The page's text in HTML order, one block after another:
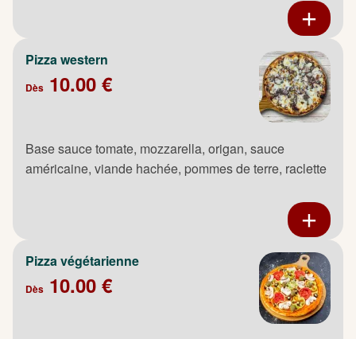
Pizza western
Dès 10.00 €
Base sauce tomate, mozzarella, origan, sauce
américaine, viande hachée, pommes de terre, raclette
Pizza végétarienne
Dès 10.00 €